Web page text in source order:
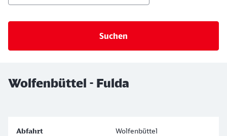
Wolfenbüttel - Fulda
Wolfenbüttel